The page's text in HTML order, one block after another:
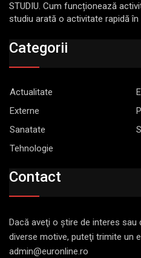
STUDIU. Cum funcționează
studiu arată o activitate rapidă
Categorii
Actualitate
Externe
Sanatate
Tehnologie
Contact
Dacă aveţi o ştire de interes
diverse motive, puteţi trimite un
admin@euronline.ro